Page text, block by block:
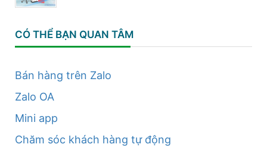
CÓ THỂ BẠN QUAN TÂM
Bán hàng trên Zalo
Zalo OA
Mini app
Chăm sóc khách hàng tự động